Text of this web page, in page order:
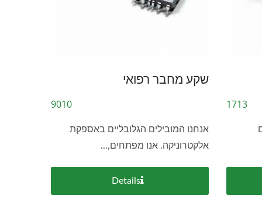
1713
שקע מחבר רפואי
9010
אנחנו המובילים הגלובליים באספקת
אלקטרוניקה. אנו מפתחים,...
Details